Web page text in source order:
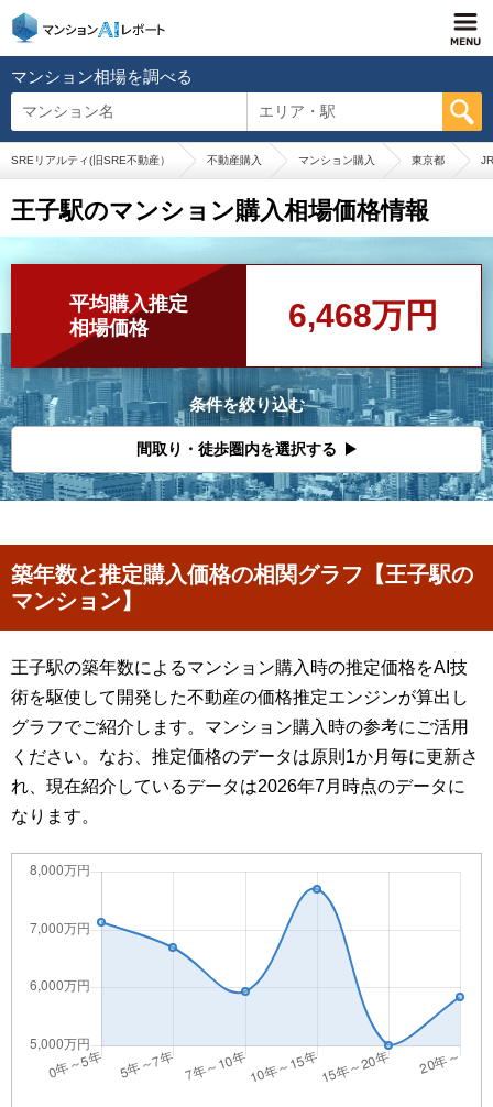
マンション相場を調べる
マンション名 エリア・駅
SREリアルティ(旧SRE不動産） 不動産購入 マンション購入 東京都
王子駅のマンション購入相場価格情報
平均購入推定
相場価格
6,468万円
条件を絞り込む
間取り・徒歩圏内を選択する
築年数と推定購入価格の相関グラフ【王子駅の
マンション】
王子駅の築年数によるマンション購入時の推定価格をAI技
術を駆使して開発した不動産の価格推定エンジンが算出し
グラフでご紹介します。マンション購入時の参考にご活用
ください。なお、推定価格のデータは原則1か月毎に更新さ
れ、現在紹介しているデータは2026年7月時点のデータに
なります。